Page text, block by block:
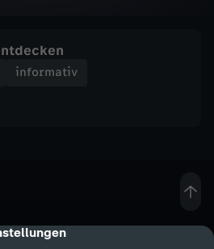
informativ